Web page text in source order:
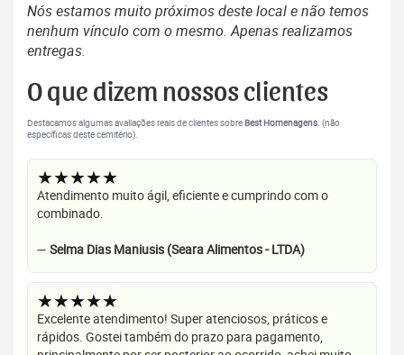
Nós estamos muito próximos deste local e não temos
nenhum vínculo com o mesmo. Apenas realizamos
entregas.
O que dizem nossos clientes
Destacamos algumas avaliações reais de clientes sobre Best Homenagens. (não
específicas deste cemitério).
★★★★★
Atendimento muito ágil, eficiente e cumprindo com o
combinado.
— Selma Dias Maniusis (Seara Alimentos - LTDA)
★★★★★
Excelente atendimento! Super atenciosos, práticos e
rápidos. Gostei também do prazo para pagamento,